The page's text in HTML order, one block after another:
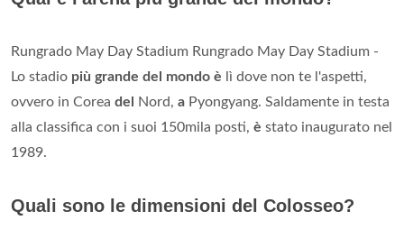
Rungrado May Day Stadium Rungrado May Day Stadium -
Lo stadio più grande del mondo è lì dove non te l'aspetti,
ovvero in Corea del Nord, a Pyongyang. Saldamente in testa
alla classifica con i suoi 150mila posti, è stato inaugurato nel
1989.
Quali sono le dimensioni del Colosseo?